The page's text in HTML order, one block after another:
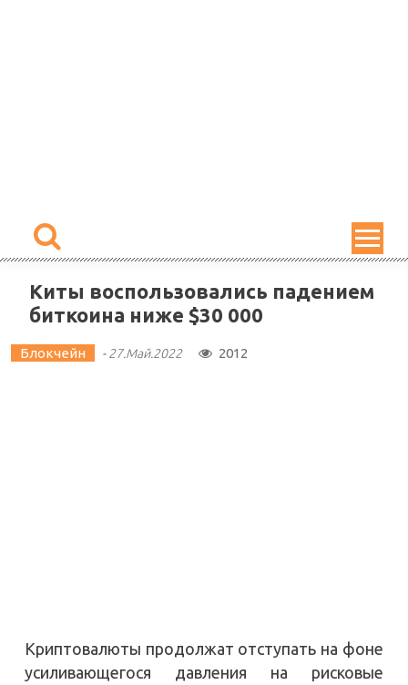
Киты воспользовались падением
биткоина ниже $30 000
Блокчейн -27.Май.2022 2012
Криптовалюты продолжат отступать на фоне
усиливающегося давления на рисковые